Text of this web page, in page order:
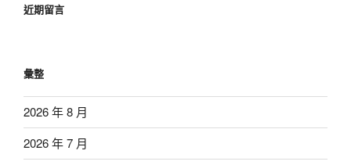
近期留言
彙整
2026 年 8 月
2026 年 7 月